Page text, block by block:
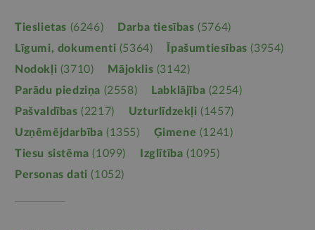
Tieslietas (6246) Darba tiesības (5764)
Līgumi, dokumenti (5364) Īpašumtiesības (3954)
Nodokļi (3710) Mājoklis (3142)
Parādu piedziņa (2558) Labklājība (2254)
Pašvaldības (2217) Uzturlīdzekļi (1457)
Uzņēmējdarbība (1355) Ģimene (1241)
Tiesu sistēma (1099) Izglītība (1095)
Personas dati (1052)